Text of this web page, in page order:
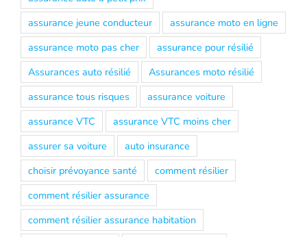
assurance jeune conducteur
assurance moto en ligne
assurance moto pas cher
assurance pour résilié
Assurances auto résilié
Assurances moto résilié
assurance tous risques
assurance voiture
assurance VTC
assurance VTC moins cher
assurer sa voiture
auto insurance
choisir prévoyance santé
comment résilier
comment résilier assurance
comment résilier assurance habitation